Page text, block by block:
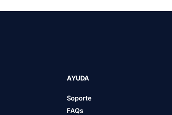
AYUDA
Soporte
FAQs